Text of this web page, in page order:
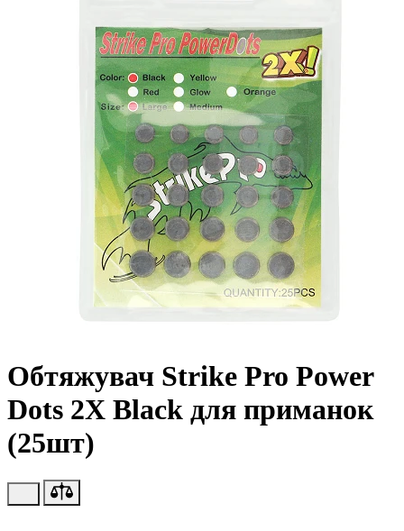
Обтяжувач Strike Pro Power
Dots 2X Black для приманок
(25шт)